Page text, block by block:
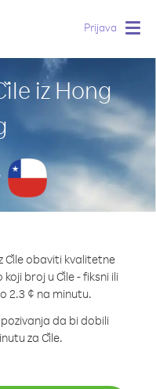
Prijava
iz Hong
Čile obaviti kvalitetne
koji broj u Čile - fiksni ili
2.3 ¢ na minutu.
da bi dobili
za Čile.